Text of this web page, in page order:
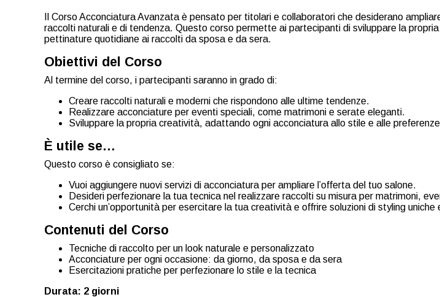
Il Corso Acconciatura Avanzata è pensato per titolari e collaboratori che desiderano
raccolti naturali e di tendenza. Questo corso permette ai partecipanti di sviluppare la
pettinature quotidiane ai raccolti da sposa e da sera.
Obiettivi del Corso
Al termine del corso, i partecipanti saranno in grado di:
Creare raccolti naturali e moderni che rispondono alle ultime tendenze.
Realizzare acconciature per eventi speciali, come matrimoni e serate eleganti.
Sviluppare la propria creatività, adattando ogni acconciatura allo stile e alle
È utile se…
Questo corso è consigliato se:
Vuoi aggiungere nuovi servizi di acconciatura per ampliare l’offerta del tuo salone.
Desideri perfezionare la tua tecnica nel realizzare raccolti su misura per matrimoni,
Cerchi un’opportunità per esercitare la tua creatività e offrire soluzioni di styling uniche
Contenuti del Corso
Tecniche di raccolto per un look naturale e personalizzato
Acconciature per ogni occasione: da giorno, da sposa e da sera
Esercitazioni pratiche per perfezionare lo stile e la tecnica
Durata: 2 giorni